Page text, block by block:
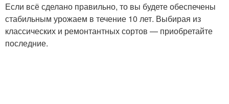
Если всё сделано правильно, то вы будете обеспечены
стабильным урожаем в течение 10 лет. Выбирая из
классических и ремонтантных сортов — приобретайте
последние.